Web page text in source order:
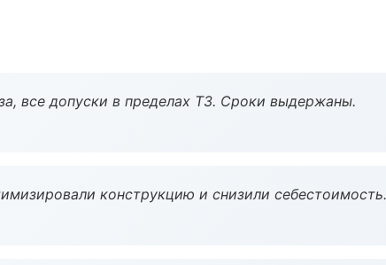
все допуски в пределах ТЗ. Сроки выдержаны.
конструкцию и снизили себестоимость.